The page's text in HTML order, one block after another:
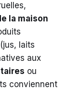
la maison
(jus, laits
aux
ou
conviennent